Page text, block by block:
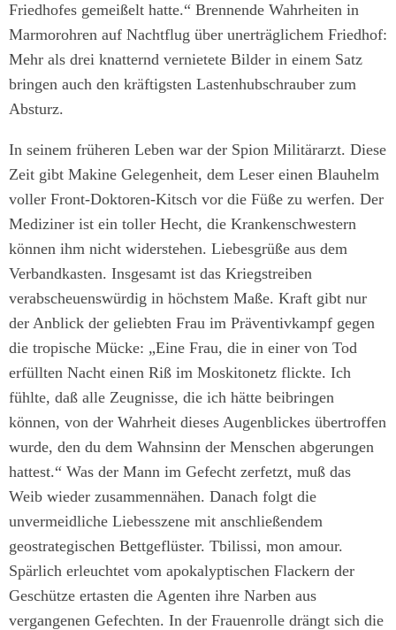
Friedhofes gemeißelt hatte.“ Brennende Wahrheiten in
Marmorohren auf Nachtflug über unerträglichem Friedhof:
Mehr als drei knatternd vernietete Bilder in einem Satz
bringen auch den kräftigsten Lastenhubschrauber zum
Absturz.
In seinem früheren Leben war der Spion Militärarzt. Diese
Zeit gibt Makine Gelegenheit, dem Leser einen Blauhelm
voller Front-Doktoren-Kitsch vor die Füße zu werfen. Der
Mediziner ist ein toller Hecht, die Krankenschwestern
können ihm nicht widerstehen. Liebesgrüße aus dem
Verbandkasten. Insgesamt ist das Kriegstreiben
verabscheuenswürdig in höchstem Maße. Kraft gibt nur
der Anblick der geliebten Frau im Präventivkampf gegen
die tropische Mücke: „Eine Frau, die in einer von Tod
erfüllten Nacht einen Riß im Moskitonetz flickte. Ich
fühlte, daß alle Zeugnisse, die ich hätte beibringen
können, von der Wahrheit dieses Augenblickes übertroffen
wurde, den du dem Wahnsinn der Menschen abgerungen
hattest.“ Was der Mann im Gefecht zerfetzt, muß das
Weib wieder zusammennähen. Danach folgt die
unvermeidliche Liebesszene mit anschließendem
geostrategischen Bettgeflüster. Tbilissi, mon amour.
Spärlich erleuchtet vom apokalyptischen Flackern der
Geschütze ertasten die Agenten ihre Narben aus
vergangenen Gefechten. In der Frauenrolle drängt sich die